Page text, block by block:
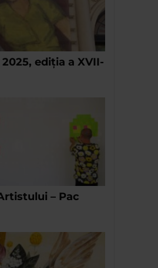
ediția a XVII-
– Pac